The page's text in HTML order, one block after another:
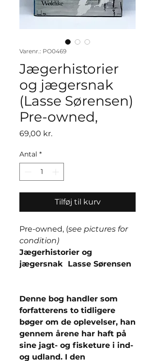
Varenr.: PO0469
Jægerhistorier
og jægersnak
(Lasse Sørensen)
Pre-owned,
69,00 kr.Pris
Antal *
Tilføj til kurv
Pre-owned, (see pictures for
condition)
Jægerhistorier og
jægersnak Lasse Sørensen
Denne bog handler som
forfatterens to tidligere
bøger om de oplevelser, han
gennem årene har haft på
sine jagt- og fisketure i ind-
og udland. I den